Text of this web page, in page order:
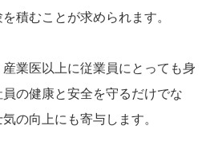
積むことが求められます。
業医以上に従業員にとっても身
の健康と安全を守るだけでな
の向上にも寄与します。